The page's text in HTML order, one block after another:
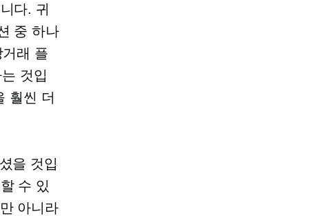
다. 귀
중 하나
래 플
것입
훨씬 더
을 것입
수 있
아니라